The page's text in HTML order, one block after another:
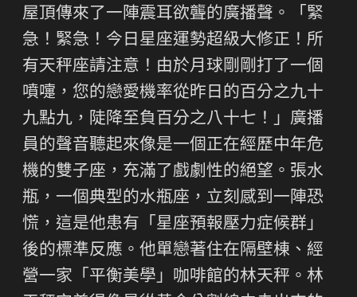
屋頂傳來了一陣震耳欲聾的廣播聲。「緊
急！緊急！今日星座運勢超級大修正！所
有天秤座請注意！由於月球剛剛打了一個
噴嚏，您的戀愛機率從昨日的百分之九十
九點九，陡降至負百分之八十七！」廣播
員的聲音聽起來像是一個正在經歷中年危
機的雙子座，充滿了戲劇性的絕望。張水
瓶，一個典型的水瓶座，立刻感到一陣恐
慌，這是他患有「星座預報壓力症候群」
後的標準反應。他單戀著住在隔壁棟、經
營一家「平衡美學」咖啡館的林天秤。林